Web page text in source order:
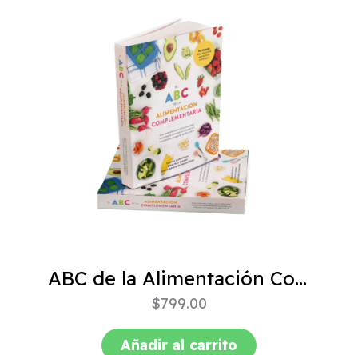
ABC de la Alimentación Complementaria 4ta edición
$799.00
Añadir al carrito